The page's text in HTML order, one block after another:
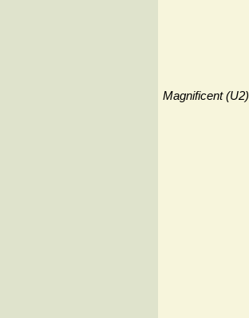
Magnificent (U2)